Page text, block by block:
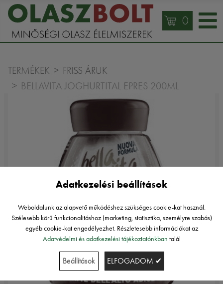
0
TERMÉKEK FRISS ÁRUK
BELLAVITA JOGHURTITAL EPRES 200ML
Adatkezelési beállítások
Weboldalunk az alapvető működéshez szükséges cookie-kat használ.
Szélesebb körű funkcionalitáshoz (marketing, statisztika, személyre szabás)
egyéb cookie-kat engedélyezhet. Részletesebb információkat az
Adatvédelmi és adatkezelési tájékoztatónkban talál
Beállítások ELFOGADOM ✔